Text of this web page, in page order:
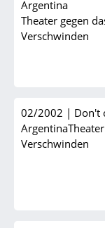
Argentina
Theater gegen
Verschwinden
02/2002 | Don't
Verschwinden